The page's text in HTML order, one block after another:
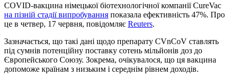
COVID-вакцина німецької біотехнологічної компанії CureVac
на пізній стадії випробування показала ефективність 47%. Про
це в четвер, 17 червня, повідомляє Reuters.
Зазначається, що такі дані щодо препарату CVnCoV ставлять
під сумнів потенційну поставку сотень мільйонів доз до
Європейського Союзу. Зокрема, очікувалося, що ця вакцина
допоможе країнам з низьким і середнім рівнем доходів.